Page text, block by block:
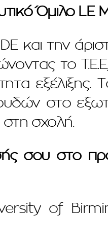
Όμιλο LE
και την
το
εξέλιξης.
στο
σχολή.
σου στο
of